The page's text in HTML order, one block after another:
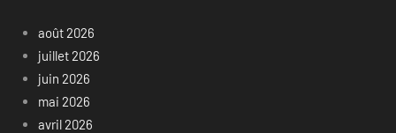
août 2026
juillet 2026
juin 2026
mai 2026
avril 2026